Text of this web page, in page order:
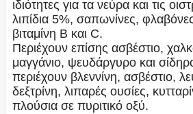
ιδιότητες για τα νεύρα και τις
λιπίδια 5%, σαπωνίνες,
βιταμίνη Β και C.
Περιέχουν επίσης ασβέστιο,
μαγγάνιο, ψευδάργυρο και
περιέχουν βλεννίνη, ασβέστιο,
δεξτρίνη, λιπαρές ουσίες,
πλούσια σε πυριτικό οξύ.